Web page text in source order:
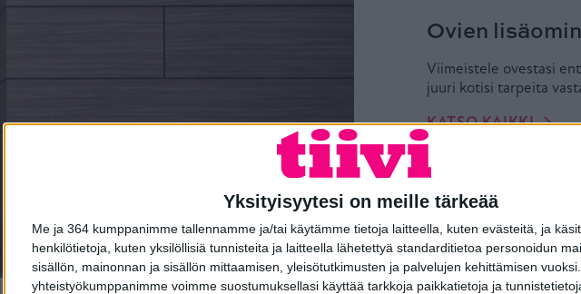
Yksityisyytesi on meille tärkeää
Me ja 364 kumppanimme tallennamme ja/tai käytämme tietoja laitteella, kuten evästeitä, ja
henkilötietoja, kuten yksilöllisiä tunnisteita ja laitteella lähetettyä standarditietoa personoidun
sisällön, mainonnan ja sisällön mittaamisen, yleisötutkimusten ja palvelujen kehittämisen vuoksi.
yhteistyökumppanimme voimme suostumuksellasi käyttää tarkkoja paikkatietoja ja
Ovien
Viimeistele ovestasi
juuri kotisi tarpeita
KATSO KAIKKI